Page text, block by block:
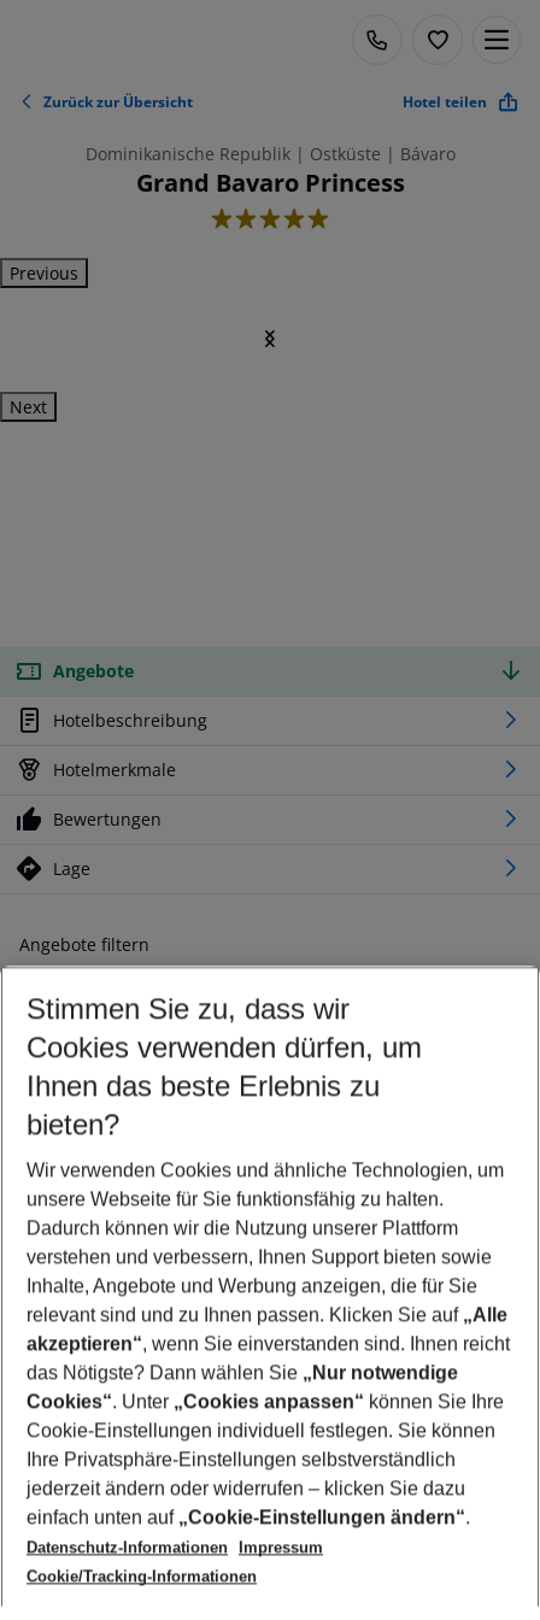
Zurück zur Übersicht Hotel teilen
Dominikanische Republik | Ostküste | Bávaro
Grand Bavaro Princess
5
Previous
Next
Angebote
Hotelbeschreibung
Hotelmerkmale
Bewertungen
Lage
Angebote filtern
Ändern Sie Ihre Kriterien nach Ihren Wünschen
Abflughafen wählen
Beliebiger Abflughafen
Reisezeitraum wählen
12.08.26– 10.08.27 5-8 Nächte
2 Erwachsene Keine Kinder
Mehr Filter anzeigen
Footer
Footer navigation
Über uns
AGB
Cookie-Einstellungen ändern
Cookie-Richtlinie
Datenschutz
Service & Hilfe
Barrierefreies Reisen
Check-in
Folgen Sie uns
Stimmen Sie zu, dass wir
Cookies verwenden dürfen, um
Ihnen das beste Erlebnis zu
bieten?
Wir verwenden Cookies und ähnliche Technologien, um
unsere Webseite für Sie funktionsfähig zu halten.
Dadurch können wir die Nutzung unserer Plattform
verstehen und verbessern, Ihnen Support bieten sowie
Inhalte, Angebote und Werbung anzeigen, die für Sie
relevant sind und zu Ihnen passen. Klicken Sie auf „Alle
akzeptieren“, wenn Sie einverstanden sind. Ihnen reicht
das Nötigste? Dann wählen Sie „Nur notwendige
Cookies“. Unter „Cookies anpassen“ können Sie Ihre
Cookie-Einstellungen individuell festlegen. Sie können
Ihre Privatsphäre-Einstellungen selbstverständlich
jederzeit ändern oder widerrufen – klicken Sie dazu
einfach unten auf „Cookie-Einstellungen ändern“.
Datenschutz-Informationen
Impressum
Cookie/Tracking-Informationen